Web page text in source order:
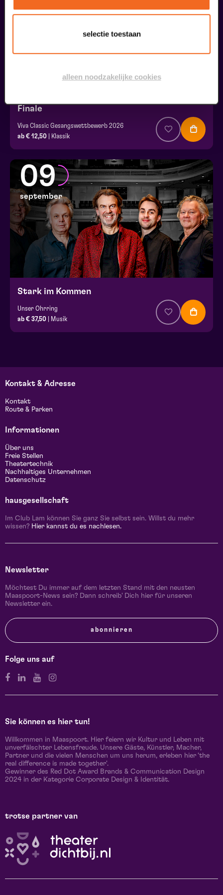
selectie toestaan
alleen noodzakelijke cookies
augustus
Finale
Viva Classic Gesangswettbewerb 2026
ab € 12,50 | Klassik
09
september
Stark im Kommen
Unser Ohrring
ab € 37,50 | Musik
Kontakt & Adresse
Kontakt
Route & Parken
Informationen
Über uns
Freie Stellen
Theatertechnik
Nachhaltiges Unternehmen
Datenschutz
hausgesellschaft
Im Club Lam können Sie ganz Sie selbst sein. Willst du mehr
wissen? Hier kannst du es nachlesen.
Newsletter
Möchtest Du immer auf dem letzten Stand mit den neusten
Maaspoort-News sein? Dann schreib' Dich hier für unseren
Newsletter ein.
abonnieren
Folge uns auf
Sie können es hier tun!
Willkommen in Maaspoort. Hier feiern wir Kultur und Leben mit
unverfälschter Lebensfreude. Unsere Gäste, Künstler, Macher,
Partner und die vielen Menschen um uns herum, erleben hier 'the
real difference is made together'.
Gewinner des Red Dot Award Brands & Communication Design
2024 in der Kategorie Corporate Design & Identität.
trotse partner van